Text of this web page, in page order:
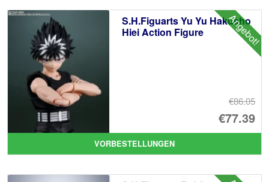
Angebot!
S.H.Figuarts Yu Yu Hakusho
Hiei Action Figure
€86.05
€77.39
VORBESTELLUNGEN